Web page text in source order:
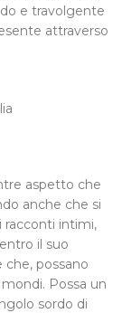
e travolgente
attraverso
aspetto che
anche che si
racconti intimi,
il suo
che, possano
Possa un
sordo di